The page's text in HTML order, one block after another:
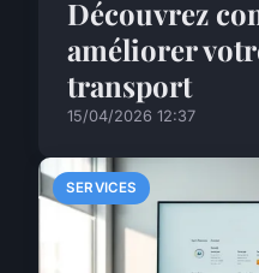
Découvrez
améliorer
transport
15/04/2026 12:37
SERVICES